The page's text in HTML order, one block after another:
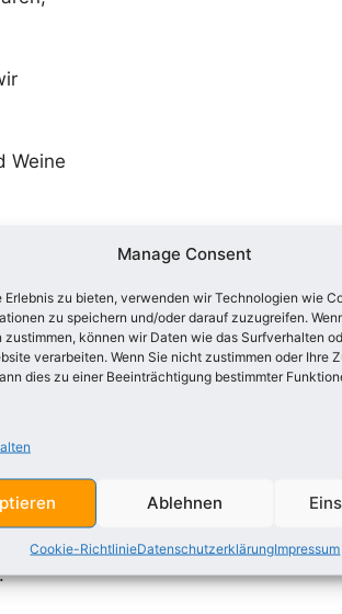
Manage Consent
Erlebnis zu bieten, verwenden wir Technologien wie
zu speichern und/oder darauf zuzugreifen.
zustimmen, können wir Daten wie das Surfverhalten
verarbeiten. Wenn Sie nicht zustimmen oder Ihre
dies zu einer Beeinträchtigung bestimmter
Ablehnen
Cookie-RichtlinieDatenschutzerklärungImpressum
Weine
!
das